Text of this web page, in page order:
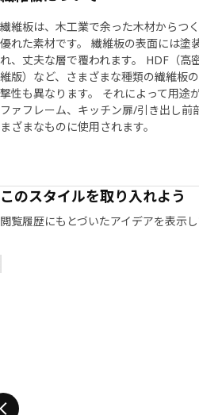
繊維板は、木工業で余った木材からつ
優れた素材です。 繊維板の表面には塗
れ、丈夫な層で覆われます。 HDF（高
維版）など、さまざまな種類の繊維板
撃性も異なります。 それによって用途
ファフレーム、キッチン扉/引き出し前
まざまなものに使用されます。
このスタイルを取り入れよう
閲覧履歴にもとづいたアイデアを表示